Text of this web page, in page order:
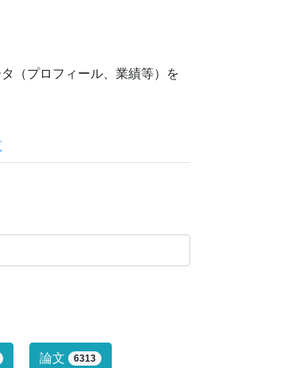
（プロフィール、業績等）を
せん。
論文 6313